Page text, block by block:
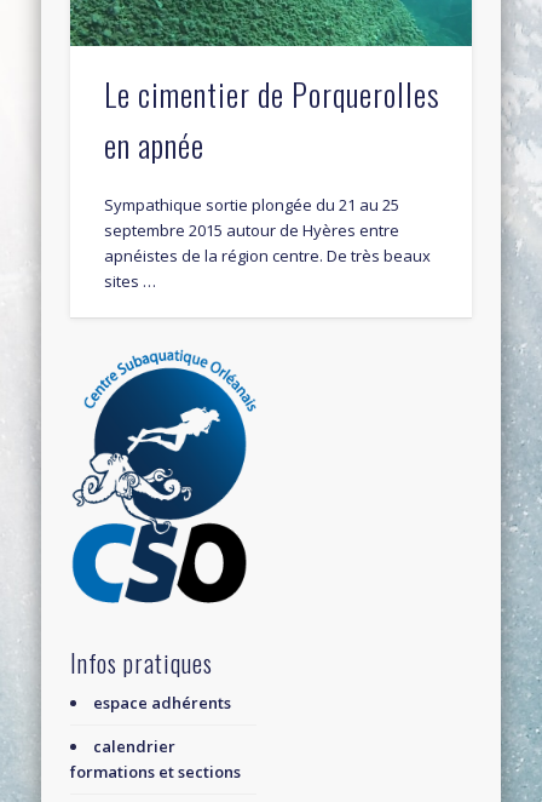
Le cimentier de Porquerolles
en apnée
Sympathique sortie plongée du 21 au 25
septembre 2015 autour de Hyères entre
apnéistes de la région centre. De très beaux
sites …
Infos pratiques
espace adhérents
calendrier
formations et sections